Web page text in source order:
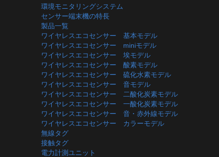
環境モニタリングシステム
センサー端末機の特長
製品一覧
ワイヤレスエコセンサー 基本モデル
ワイヤレスエコセンサー miniモデル
ワイヤレスエコセンサー 埃モデル
ワイヤレスエコセンサー 酸素モデル
ワイヤレスエコセンサー 硫化水素モデル
ワイヤレスエコセンサー 音モデル
ワイヤレスエコセンサー 二酸化炭素モデル
ワイヤレスエコセンサー 一酸化炭素モデル
ワイヤレスエコセンサー 音・赤外線モデル
ワイヤレスエコセンサー カラーモデル
無線タグ
接触タグ
電力計測ユニット